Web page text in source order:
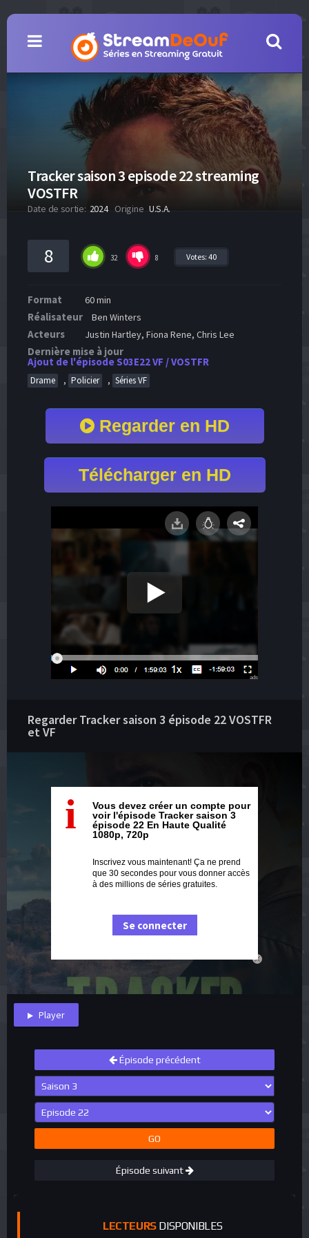
Tracker saison 3 episode 22 streaming
VOSTFR
Date de sortie: 2024 Origine U.S.A.
8 32 8 Votes: 40
Format 60 min
Réalisateur Ben Winters
Acteurs Justin Hartley, Fiona Rene, Chris Lee
Dernière mise à jour
Ajout de l'épisode S03E22 VF / VOSTFR
Drame , Policier , Séries VF
Regarder en HD
Télécharger en HD
ads
Regarder Tracker saison 3 épisode 22 VOSTFR
et VF
close
i
Vous devez créer un compte pour
voir l'épisode Tracker saison 3
épisode 22 En Haute Qualité
1080p, 720p
Inscrivez vous maintenant! Ça ne prend
que 30 secondes pour vous donner accès
à des millions de séries gratuites.
Se connecter
Player
Épisode précédent
GO
Épisode suivant
LECTEURSDISPONIBLES